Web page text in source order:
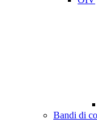
Bandi di